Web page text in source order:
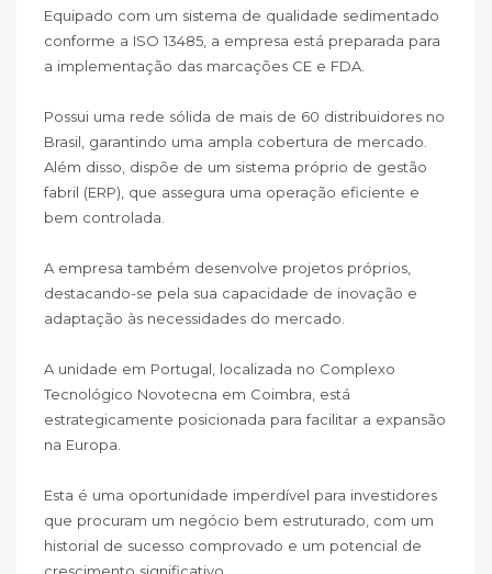
Equipado com um sistema de qualidade sedimentado
conforme a ISO 13485, a empresa está preparada para
a implementação das marcações CE e FDA.
Possui uma rede sólida de mais de 60 distribuidores no
Brasil, garantindo uma ampla cobertura de mercado.
Além disso, dispõe de um sistema próprio de gestão
fabril (ERP), que assegura uma operação eficiente e
bem controlada.
A empresa também desenvolve projetos próprios,
destacando-se pela sua capacidade de inovação e
adaptação às necessidades do mercado.
A unidade em Portugal, localizada no Complexo
Tecnológico Novotecna em Coimbra, está
estrategicamente posicionada para facilitar a expansão
na Europa.
Esta é uma oportunidade imperdível para investidores
que procuram um negócio bem estruturado, com um
historial de sucesso comprovado e um potencial de